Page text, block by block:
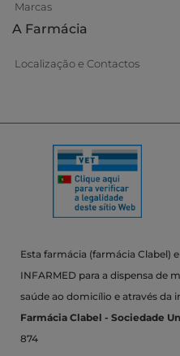
Marcas
A Farmácia
Localização e Contactos
Esta farmácia (farmácia Clabel)
INFARMED para a dispensa de
saúde ao domicílio e através da
Farmácia Clabel - Sociedade
874